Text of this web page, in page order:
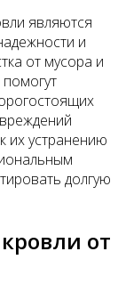
являются
и
от мусора и
их устранению
долгую
от